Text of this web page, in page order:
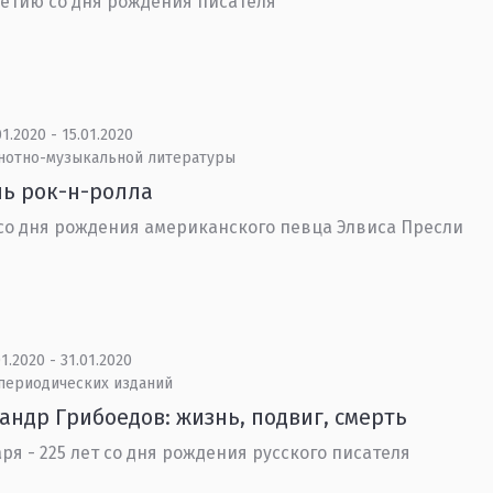
- 15.01.2020
музыкальной литературы
рок-н-ролла
дня рождения американского певца Элвиса Пресли
- 31.01.2020
изданий
Грибоедов: жизнь, подвиг, смерть
- 225 лет со дня рождения русского писателя